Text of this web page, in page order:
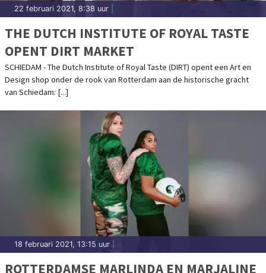
22 februari 2021, 8:38 uur
THE DUTCH INSTITUTE OF ROYAL TASTE
OPENT DIRT MARKET
SCHIEDAM - The Dutch Institute of Royal Taste (DIRT) opent een Art en
Design shop onder de rook van Rotterdam aan de historische gracht
van Schiedam: [...]
18 februari 2021, 13:15 uur
ROTTERDAMSE MARLINDA EN MARJALINE